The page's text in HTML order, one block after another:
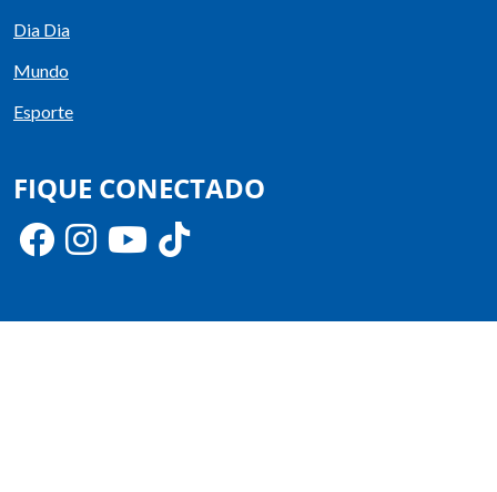
Dia Dia
Mundo
Esporte
FIQUE CONECTADO